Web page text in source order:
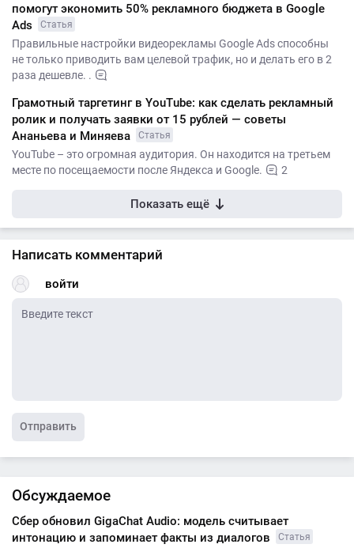
помогут экономить 50% рекламного бюджета в Google
Ads
Статья
Правильные настройки видеорекламы Google Ads способны
не только приводить вам целевой трафик, но и делать его в 2
раза дешевле. .
Грамотный таргетинг в YouTube: как сделать рекламный
ролик и получать заявки от 15 рублей — советы
Ананьева и Миняева
Статья
YouTube – это огромная аудитория. Он находится на третьем
месте по посещаемости после Яндекса и Google.
2
Показать ещё
Написать комментарий
войти
Отправить
Обсуждаемое
Сбер обновил GigaChat Audio: модель считывает
интонацию и запоминает факты из диалогов
Статья